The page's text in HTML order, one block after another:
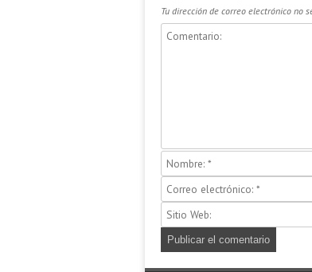
Tu dirección de correo electrónico no